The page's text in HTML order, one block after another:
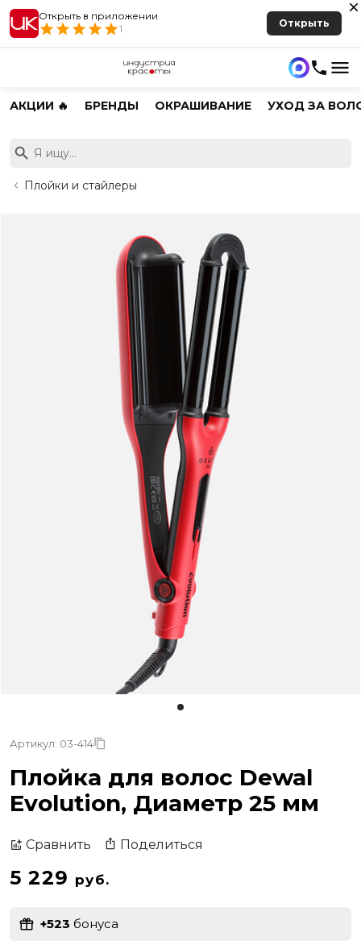
Открыть в приложении
1
Открыть
АКЦИИ 🔥 БРЕНДЫ ОКРАШИВАНИЕ УХОД ЗА
Плойки и стайлеры
Артикул: 03-414
Плойка для волос Dewal
Evolution, Диаметр 25 мм
Сравнить Поделиться
5 229 руб.
+523 бонуса